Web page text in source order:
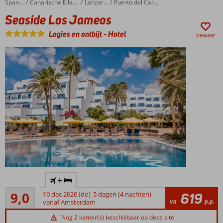
halfpension
of All
Star Camp
voor de
kids, SPA
Sensations
voor jou
Home Spanje Canarische Eilanden Lanzarote Puerto del Carmen
Seaside Los Jameos
Seaside Los Jameos
Logies en ontbijt-Hotel bewaar
del
Carmen
9,0
Uitstekend
41
beoordelingen
+
10 dec 2026 (do) 5 dagen (4 nachten)
vanaf Amsterdam
va 619 p.p.
Nog 2 kamer(s) beschikbaar op deze site